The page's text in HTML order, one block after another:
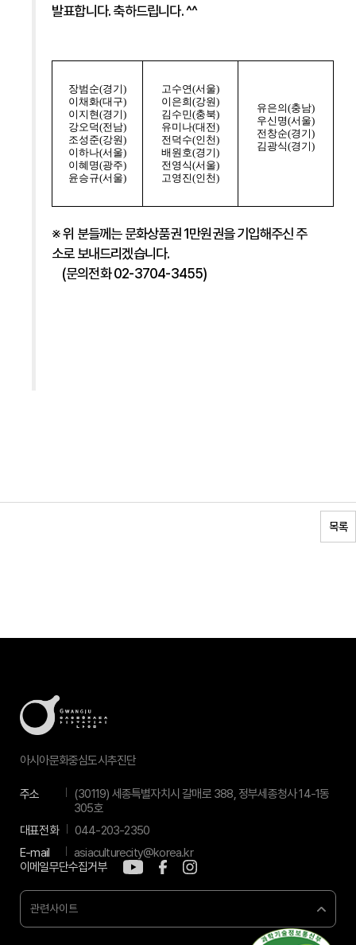
발표합니다. 축하드립니다. ^^
장범순(경기)
이채화(대구)
이지현(경기)
강오덕(전남)
조성준(강원)
이하나(서울)
이혜명(광주)
윤승규(서울)
고수연(서울)
이은희(강원)
김수민(충북)
유미나(대전)
전덕수(인천)
배원호(경기)
전영식(서울)
고영진(인천)
유은의(충남)
우신명(서울)
전창순(경기)
김광식(경기)
※ 위 분들께는 문화상품권 1만원권을 기입해주신 주
소로 보내드리겠습니다.
(문의전화 02-3704-3455)
목록
아시아문화중심도시추진단
주소
(30119) 세종특별자치시 갈매로 388, 정부세종청사 14-1동
305호
대표전화
044-203-2350
E-mail
asiaculturecity@korea.kr
이메일무단수집거부
관련사이트